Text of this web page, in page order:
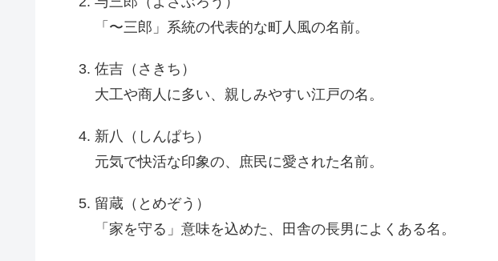
「〜三郎」系統の代表的な町人風の名前。
佐吉（さきち）
大工や商人に多い、親しみやすい江戸の名。
新八（しんぱち）
元気で快活な印象の、庶民に愛された名前。
留蔵（とめぞう）
「家を守る」意味を込めた、田舎の長男によくある名。